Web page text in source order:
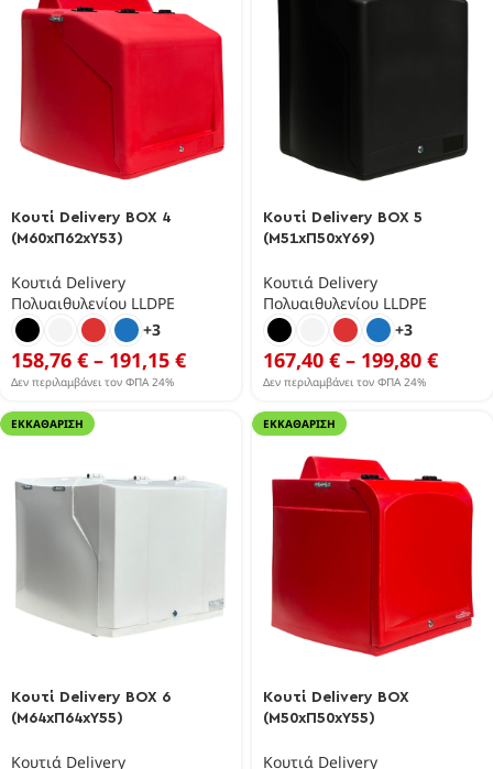
Κουτί Delivery BOX 4
(Μ60xΠ62xΥ53)
Κουτιά Delivery
Πολυαιθυλενίου LLDPE
+3
158,76 € – 191,15 €
Δεν περιλαμβάνει τον ΦΠΑ 24%
Κουτί Delivery BOX 5
(Μ51xΠ50xΥ69)
Κουτιά Delivery
Πολυαιθυλενίου LLDPE
+3
167,40 € – 199,80 €
Δεν περιλαμβάνει τον ΦΠΑ 24%
ΕΚΚΑΘΆΡΙΣΗ
Κουτί Delivery BOX 6
(Μ64xΠ64xΥ55)
Κουτιά Delivery
ΕΚΚΑΘΆΡΙΣΗ
Κουτί Delivery BOX
(Μ50xΠ50xΥ55)
Κουτιά Delivery